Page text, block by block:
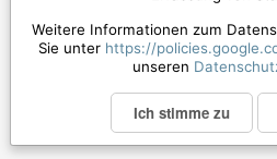
Weitere Informationen zum
Sie unter https://
unseren
Ich stimme zu